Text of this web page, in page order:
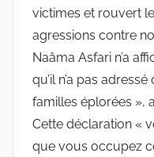
victimes et rouvert
agressions contre
Naâma Asfari n’a
qu’il n’a pas
familles éplorées »,
Cette déclaration «
que vous occupez